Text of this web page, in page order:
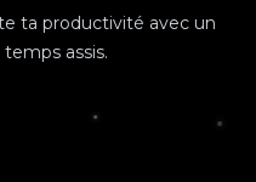
ta productivité avec un
assis.